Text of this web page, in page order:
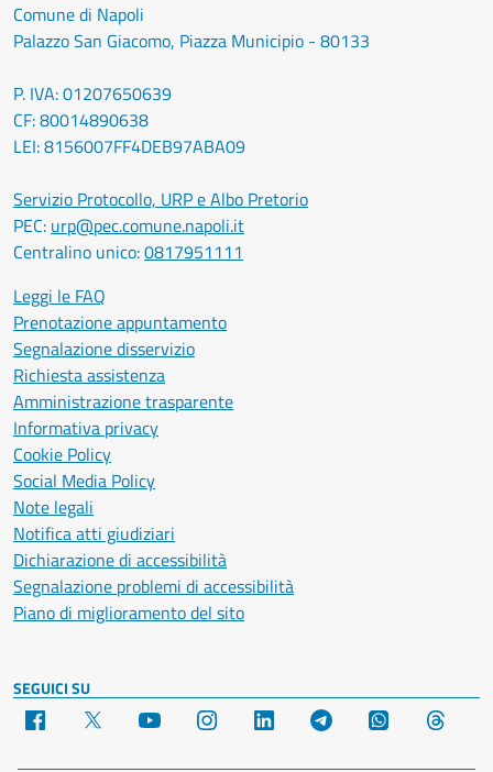
Comune di Napoli
Palazzo San Giacomo, Piazza Municipio - 80133
P. IVA: 01207650639
CF: 80014890638
LEI: 8156007FF4DEB97ABA09
Servizio Protocollo, URP e Albo Pretorio
PEC: urp@pec.comune.napoli.it
Centralino unico:0817951111
Leggi le FAQ
Prenotazione appuntamento
Segnalazione disservizio
Richiesta assistenza
Amministrazione trasparente
Informativa privacy
Cookie Policy
Social Media Policy
Note legali
Notifica atti giudiziari
Dichiarazione di accessibilità
Segnalazione problemi di accessibilità
Piano di miglioramento del sito
SEGUICI SU
Facebook YouTube Instagram LinkedIn Telegram WhatsApp